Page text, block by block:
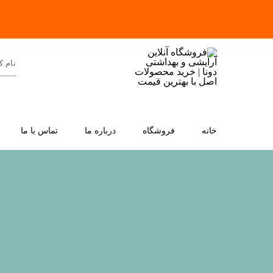
خانه فروشگاه درباره ما تماس با ما